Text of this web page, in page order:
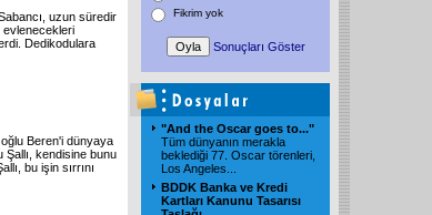
uzun süredir
evlenecekleri
Dedikodulara
Beren'i dünyaya
kendisine bunu
bu işin sırrını
Fikrim yok
Sonuçları Göster
"And the Oscar goes to..."
Tüm dünyanın merakla
beklediği 77. Oscar törenleri,
Los Angeles
BDDK Banka ve Kredi
Kartları Kanunu Tasarısı